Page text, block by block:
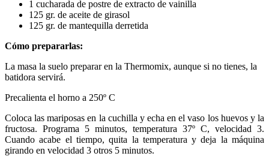
1 cucharada de postre de extracto de vainilla
125 gr. de aceite de girasol
125 gr. de mantequilla derretida
Cómo prepararlas:
La masa la suelo preparar en la Thermomix, aunque si no tienes, la
batidora servirá.
Precalienta el horno a 250º C
Coloca las mariposas en la cuchilla y echa en el vaso los huevos y la
fructosa. Programa 5 minutos, temperatura 37º C, velocidad 3.
Cuando acabe el tiempo, quita la temperatura y deja la máquina
girando en velocidad 3 otros 5 minutos.